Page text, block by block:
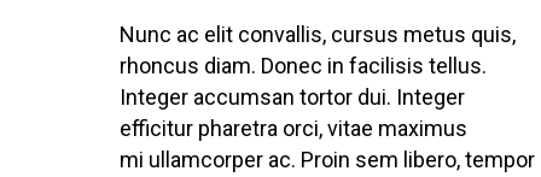
Nunc ac elit convallis, cursus metus quis,
rhoncus diam. Donec in facilisis tellus.
Integer accumsan tortor dui. Integer
efficitur pharetra orci, vitae maximus
mi ullamcorper ac. Proin sem libero, tempor